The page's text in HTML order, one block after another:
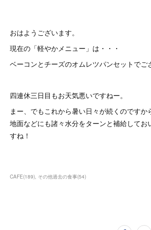
おはようございます。
現在の「軽やかメニュー」は・・・
ベーコンとチーズのオムレツパンセットでご
四連休三日目もお天気悪いですねー。
まー、でもこれから暑い日々が続くのですか
地面などにも諸々水分をターンと補給してお
すね！
CAFE(189) その他過去の食事(54)